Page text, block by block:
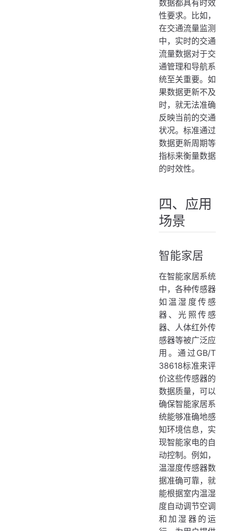
数据都具有时效
性要求。比如，
在交通流量监测
中，实时的交通
流量数据对于交
通管理和导航系
统至关重要。如
果数据更新不及
时，就无法准确
反映当前的交通
状况。标准通过
数据更新周期等
指标来衡量数据
的时效性。
四、应用
场景
智能家居
在智能家居系统
中，各种传感器
如温湿度传感
器、光照传感
器、人体红外传
感器等被广泛应
用。通过GB/T
38618标准来评
价这些传感器的
数据质量，可以
确保智能家居系
统能够准确地感
知环境信息，实
现智能家电的自
动控制。例如，
温湿度传感器数
据准确可靠，就
能根据室内温湿
度自动调节空调
和加湿器的运